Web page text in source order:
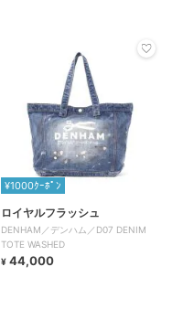
¥1000ｸｰﾎﾟﾝ
ロイヤルフラッシュ
DENHAM／デンハム／D07 DENIM
TOTE WASHED
¥ 44,000